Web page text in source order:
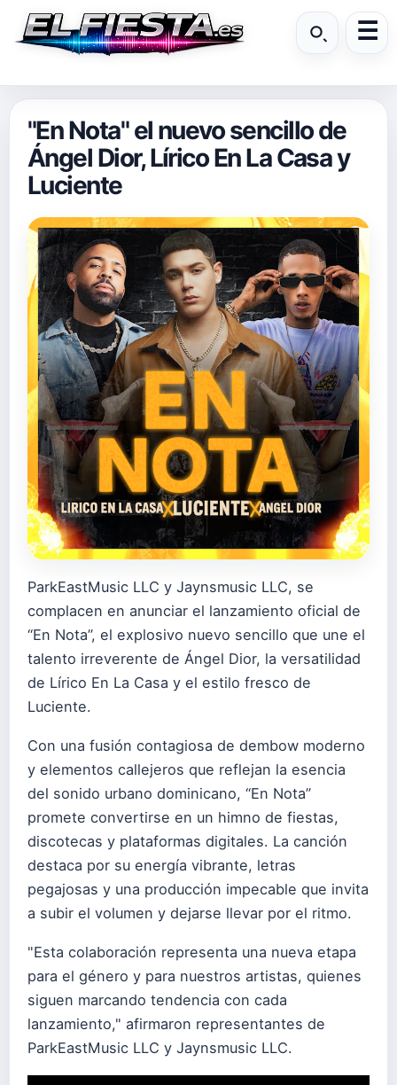
"En Nota" el nuevo sencillo de
Ángel Dior, Lírico En La Casa y
Luciente
ParkEastMusic LLC y Jaynsmusic LLC, se
complacen en anunciar el lanzamiento oficial de
“En Nota”, el explosivo nuevo sencillo que une el
talento irreverente de Ángel Dior, la versatilidad
de Lírico En La Casa y el estilo fresco de
Luciente.
Con una fusión contagiosa de dembow moderno
y elementos callejeros que reflejan la esencia
del sonido urbano dominicano, “En Nota”
promete convertirse en un himno de fiestas,
discotecas y plataformas digitales. La canción
destaca por su energía vibrante, letras
pegajosas y una producción impecable que invita
a subir el volumen y dejarse llevar por el ritmo.
"Esta colaboración representa una nueva etapa
para el género y para nuestros artistas, quienes
siguen marcando tendencia con cada
lanzamiento," afirmaron representantes de
ParkEastMusic LLC y Jaynsmusic LLC.